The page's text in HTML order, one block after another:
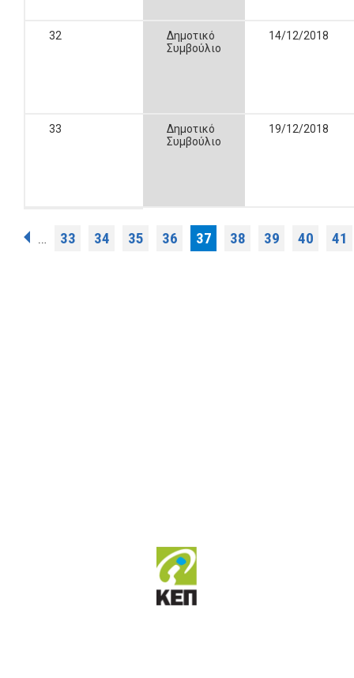
32
Δημοτικό
Συμβούλιο
14/12/2018
33
Δημοτικό
Συμβούλιο
19/12/2018
Σελίδες
… 33 34 35 36 37 38 39 40 41